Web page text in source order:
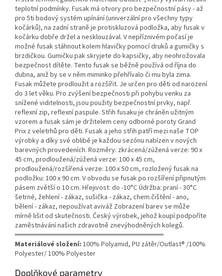
teplotní podmínky. Fusak má otvory pro bezpečnostní pásy - až
pro 5ti bodový systém upínání (univerzální pro všechny typy
kočárků), na zadní straně je protiskluzová podložka, aby fusak v
kočárku dobře držel a nesklouzával. V nepříznivém počasí je
možné fusak stáhnout kolem hlavičky pomocí druků a gumičky s
brzdičkou. Gumičku pak skryjete do kapsičky, aby neohrožovala
bezpečnost dítěte. Tento fusak se běžně používá od října do
dubna, aniž by se v něm miminko přehřívalo či mu byla zima.
Fusak můžete prodloužit a rozšířit. Je určen pro děti od narození
do 3 let věku. Pro zvýšení bezpečnosti při pohybu venku za
snížené viditelnosti, jsou použity bezpečnostní prvky, např.
reflexní zip, reflexní paspule. Střih fusaku je chráněn užitným
vzorem a fusak sám je držitelem ceny odborné poroty Grand
Prix z veletrhů pro děti. Fusak a jeho střih patří mezi naše TOP
výrobky a díky své oblibě je každou sezónu nabízen v nových
barevných provedeních. Rozměry: zkrácená/zúžená verze: 90 x
45 cm, prodloužená/zúžená verze: 100 x 45 cm,
prodloužená/rozšířená verze: 100 x 50 cm, rozložený fusak na
podložku: 100 x 90 cm. V obvodu se fusak po rozšíření připnutým
pásem zvětší o 10 cm. Hřejivost: do -10°C Údržba: praní - 30°C
šetrné, žehlení - zákaz, sušička - zákaz, chem.čištění - ano,
bělení - zákaz, nepoužívat aviváž Zobrazení barev se může
mírně lišit od skutečnosti. Český výrobek, jehož koupí podpoříte
zaměstnávání našich zdravotně znevýhodněných kolegů.
══════════════════════════════
Materiálové složení: 100% Polyamid, PU zátěr/Outlast® /100%
Polyester/ 100% Polyester
Doplňkové parametry